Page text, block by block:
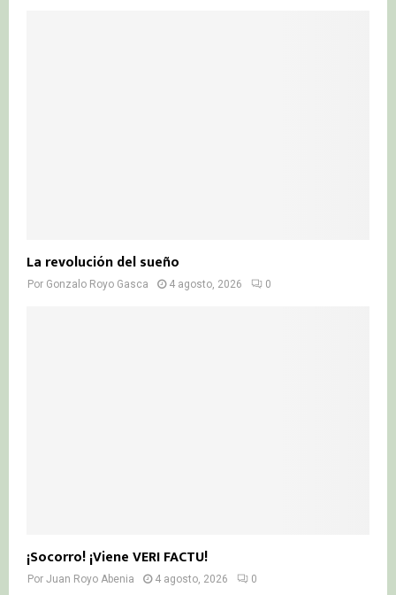
La revolución del sueño
Por Gonzalo Royo Gasca 4 agosto, 2026 0
¡Socorro! ¡Viene VERI FACTU!
Por Juan Royo Abenia 4 agosto, 2026 0